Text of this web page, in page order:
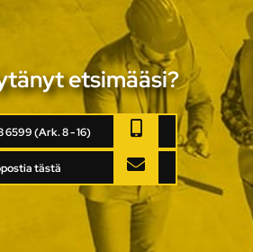
etsimääsi?
6599 (Ark. 8 - 16)
tästä